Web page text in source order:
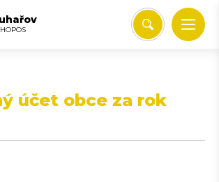
účet obce za rok